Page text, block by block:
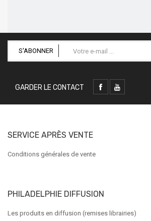
S'ABONNER
GARDER LE CONTACT
SERVICE APRÈS VENTE
Conditions générales de vente
PHILADELPHIE DIFFUSION
Les produits en diffusion (remises librairies)